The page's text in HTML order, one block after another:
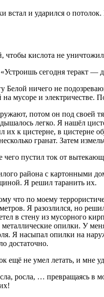
встал и ударился о
кислота не
сегодня теракт
Белой ничего не
на мусоре и
потом он под своей
легко. Я нашёл
к цистерне, в цистерне
гранат. Затем
пустил ток от
района с картонными
Я решил таранить их.
что по моему
Я разозлился, но
в стену из мусорного
опилки. У
Я насыпал опилки на
достаточно.
ещё не умел летать, и мне
росла, … превращаясь в